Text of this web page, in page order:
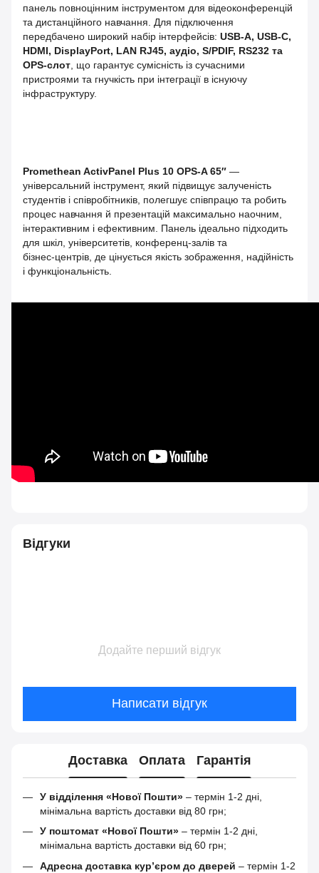
панель повноцінним інструментом для відеоконференцій
та дистанційного навчання. Для підключення
передбачено широкий набір інтерфейсів: USB‑A, USB‑C,
HDMI, DisplayPort, LAN RJ45, аудіо, S/PDIF, RS232 та
OPS‑слот , що гарантує сумісність із сучасними
пристроями та гнучкість при інтеграції в існуючу
інфраструктуру.
Promethean ActivPanel Plus 10 OPS-A 65″ —
універсальний інструмент, який підвищує залученість
студентів і співробітників, полегшує співпрацю та робить
процес навчання й презентацій максимально наочним,
інтерактивним і ефективним. Панель ідеально підходить
для шкіл, університетів, конференц‑залів та
бізнес‑центрів, де цінується якість зображення, надійність
і функціональність.
Відгуки
Додайте перший відгук
Написати відгук
Доставка Оплата Гарантія
У відділення «Нової Пошти» – термін 1-2 дні,
мінімальна вартість доставки від 80 грн;
У поштомат «Нової Пошти» – термін 1-2 дні,
мінімальна вартість доставки від 60 грн;
Адресна доставка кур’єром до дверей – термін 1-2